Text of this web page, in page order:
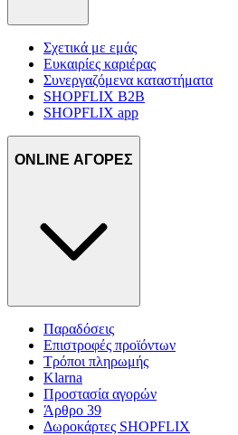
Σχετικά με εμάς
Ευκαιρίες καριέρας
Συνεργαζόμενα καταστήματα
SHOPFLIX B2B
SHOPFLIX app
ONLINE ΑΓΟΡΕΣ
Παραδόσεις
Επιστροφές προϊόντων
Τρόποι πληρωμής
Klarna
Προστασία αγορών
Άρθρο 39
Δωροκάρτες SHOPFLIX